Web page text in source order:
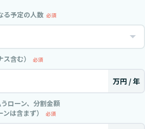
る予定の人数 必須
含む） 必須
万円 / 年
ローン、分割金額
ンは含まず）
必須